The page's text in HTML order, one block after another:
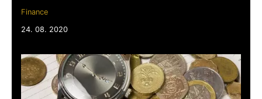
Finance
24. 08. 2020